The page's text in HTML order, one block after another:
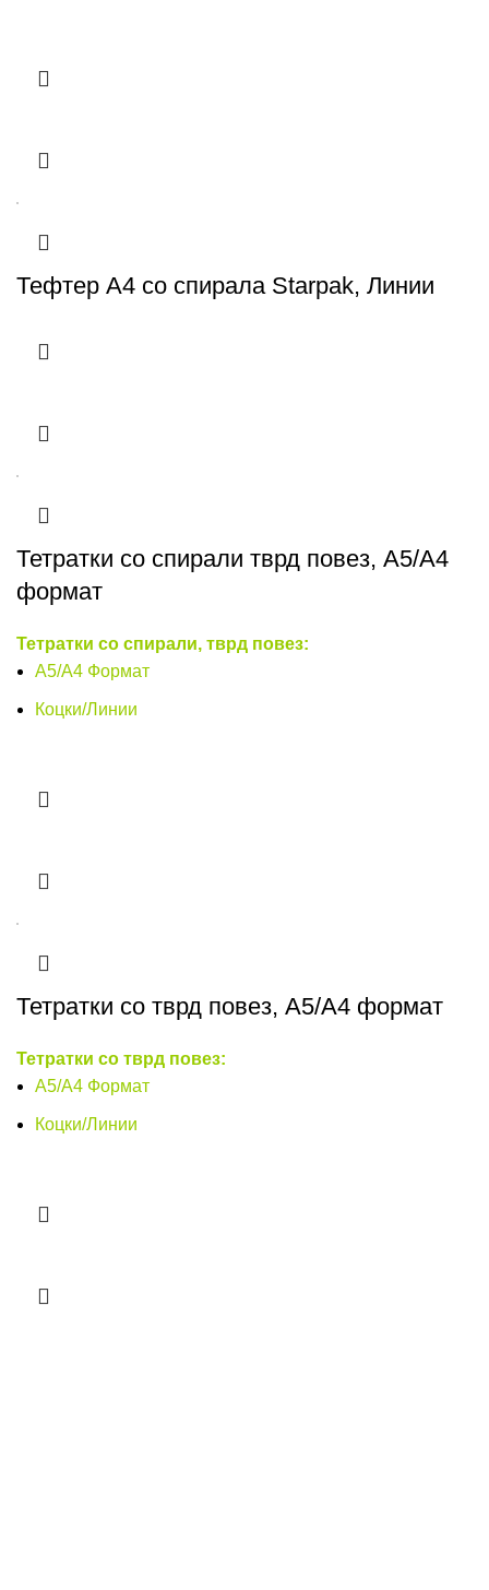
Тефтер А4 со спирала Starpak, Линии
Тетратки со спирали тврд повез, A5/A4
формат
Тетратки со спирали, тврд повез:
А5/А4 Формат
Коцки/Линии
Тетратки со тврд повез, A5/A4 формат
Тетратки со тврд повез:
А5/А4 Формат
Коцки/Линии